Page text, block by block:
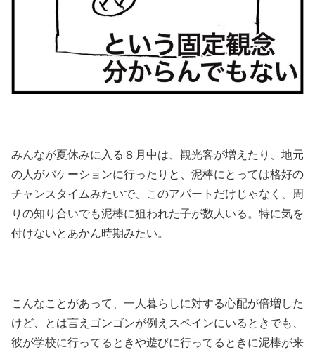
みんなが夏休みに入る８月中は、観光客が増えたり、地元
の人がバケーションに行ったりと、泥棒にとっては格好の
チャンスタイムみたいで、このアパートだけじゃなく、周
りの知り合いでも泥棒に狙われた子が数人いる。特に気を
付けないとあかん時期みたい。
こんなことがあって、一人暮らしに対する心配が倍増した
けど、とは言えゴンゴンが例えスペインにいるときでも、
彼が学校に行ってるときや遊びに行ってるときに泥棒が来